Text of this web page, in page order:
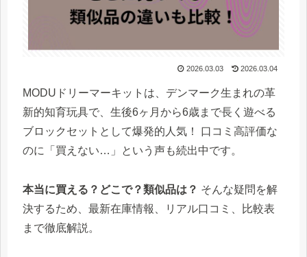
2026.03.03 2026.03.04
MODUドリーマーキットは、デンマーク生まれの革
新的知育玩具で、生後6ヶ月から6歳まで長く遊べる
ブロックセットとして爆発的人気！ 口コミ高評価な
のに「買えない…」という声も続出中です。
本当に買える？どこで？類似品は？ そんな疑問を解
決するため、最新在庫情報、リアル口コミ、比較表
まで徹底解説。